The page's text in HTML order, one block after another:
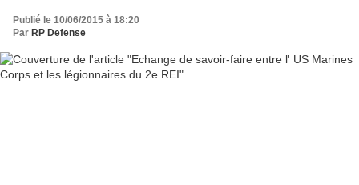
Publié le 10/06/2015 à 18:20
Par RP Defense